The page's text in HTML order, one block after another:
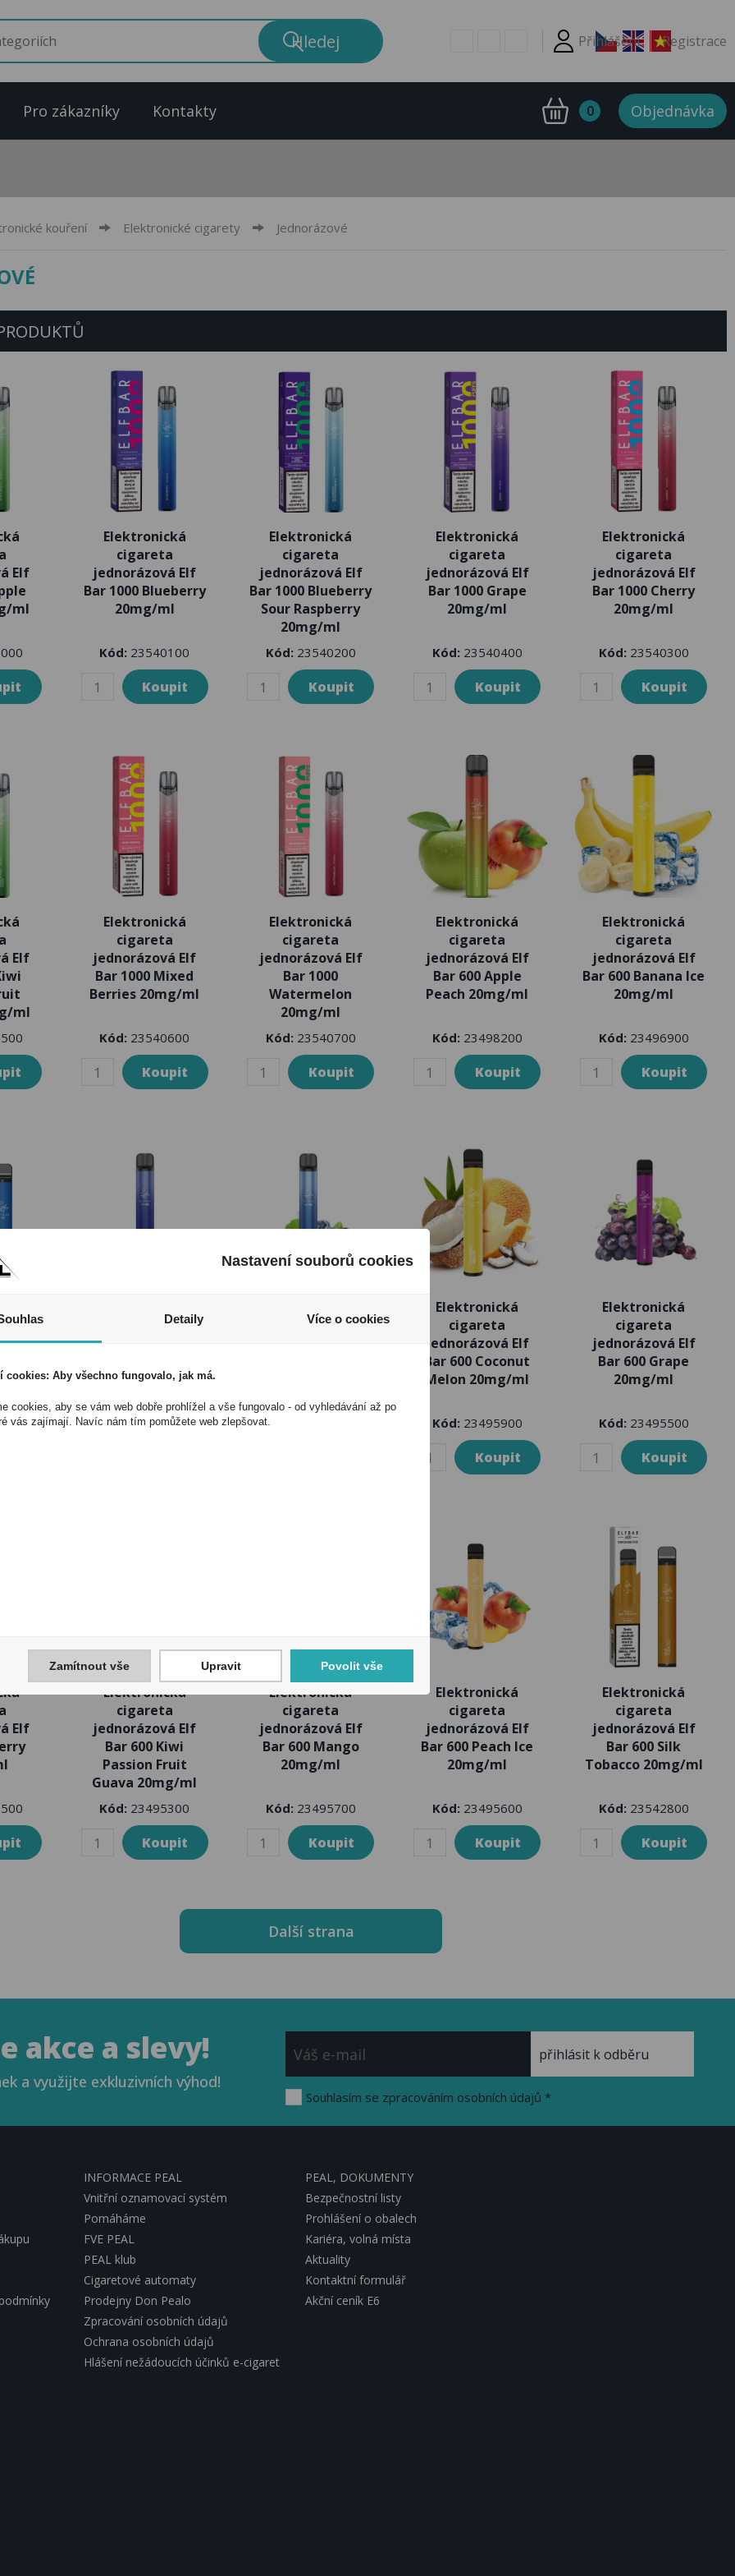
Přihlášení Registrace
Pro zákazníky Kontakty 0 Objednávka
kouření Elektronické cigarety Jednorázové
Elf
ml
Elektronická
cigareta
jednorázová Elf
Bar 1000 Blueberry
20mg/ml
Kód: 23540100
Elektronická
cigareta
jednorázová Elf
Bar 1000 Blueberry
Sour Raspberry
20mg/ml
Kód: 23540200
Elektronická
cigareta
jednorázová Elf
Bar 1000 Grape
20mg/ml
Kód: 23540400
Elektronická
cigareta
jednorázová Elf
Bar 1000 Cherry
20mg/ml
Kód: 23540300
Elf
ml
Elektronická
cigareta
jednorázová Elf
Bar 1000 Mixed
Berries 20mg/ml
Kód: 23540600
Elektronická
cigareta
jednorázová Elf
Bar 1000
Watermelon
20mg/ml
Kód: 23540700
Elektronická
cigareta
jednorázová Elf
Bar 600 Apple
Peach 20mg/ml
Kód: 23498200
Elektronická
cigareta
jednorázová Elf
Bar 600 Banana Ice
20mg/ml
Kód: 23496900
Elf
ml
cigareta
jednorázová Elf
20mg/ml
Kód: 23498400
cigareta
Kód:
Elektronická
cigareta
jednorázová Elf
Bar 600 Coconut
Melon 20mg/ml
Kód: 23495900
Elektronická
cigareta
jednorázová Elf
Bar 600 Grape
20mg/ml
Kód: 23495500
Elf
Elektronická
cigareta
jednorázová Elf
Bar 600 Kiwi
Passion Fruit
Guava 20mg/ml
Kód: 23495300
Elektronická
cigareta
jednorázová Elf
Bar 600 Mango
20mg/ml
Kód: 23495700
Elektronická
cigareta
jednorázová Elf
Bar 600 Peach Ice
20mg/ml
Kód: 23495600
Elektronická
cigareta
jednorázová Elf
Bar 600 Silk
Tobacco 20mg/ml
Kód: 23542800
Další strana
akce a slevy!
a využijte exkluzivních výhod!
Souhlasím se zpracováním osobních údajů *
INFORMACE PEAL
Vnitřní oznamovací systém
Pomáháme
FVE PEAL
PEAL klub
Cigaretové automaty
Prodejny Don Pealo
Zpracování osobních údajů
Ochrana osobních údajů
Hlášení nežádoucích účinků e-cigaret
PEAL, DOKUMENTY
Bezpečnostní listy
Prohlášení o obalech
Kariéra, volná místa
Aktuality
Kontaktní formulář
Akční ceník E6
Nastavení souborů cookies
Detaily Více o cookies
cookies: Aby všechno fungovalo, jak má.
cookies, aby se vám web dobře prohlížel a vše fungovalo - od vyhledávání až po
vás zajímají. Navíc nám tím pomůžete web zlepšovat.
Zamítnout vše Upravit Povolit vše